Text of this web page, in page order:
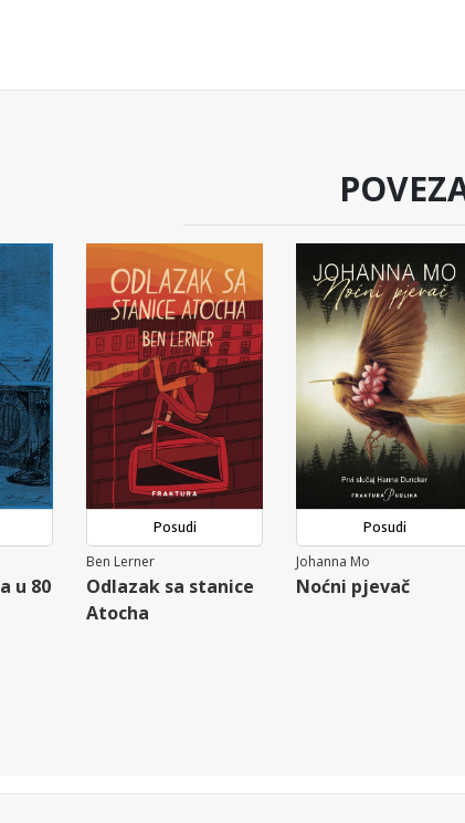
u 80
Posudi
Ben Lerner
Odlazak sa stanice
Atocha
Posudi
Johanna Mo
Noćni pjevač